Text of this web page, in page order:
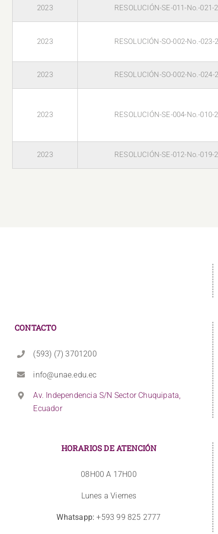
2023 RESOLUCIÓN-SE-011-No.-021-
2023 RESOLUCIÓN-SO-002-No.-023-
2023 RESOLUCIÓN-SO-002-No.-024-
2023 RESOLUCIÓN-SE-004-No.-010-
2023 RESOLUCIÓN-SE-012-No.-019-
CONTACTO
(593) (7) 3701200
info@unae.edu.ec
Av. Independencia S/N Sector Chuquipata,
Ecuador
HORARIOS DE ATENCIÓN
08H00 A 17H00
Lunes a Viernes
Whatsapp: +593 99 825 2777